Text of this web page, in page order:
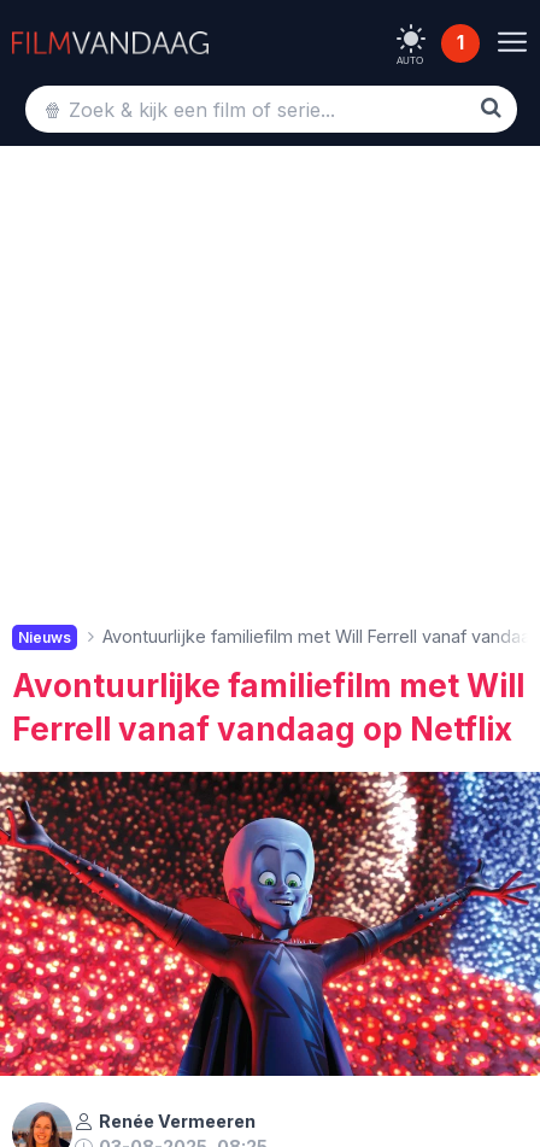
AUTO
1
Nieuws Avontuurlijke familiefilm met Will Ferrell vanaf
Avontuurlijke familiefilm met Will
Ferrell vanaf vandaag op Netflix
Renée Vermeeren